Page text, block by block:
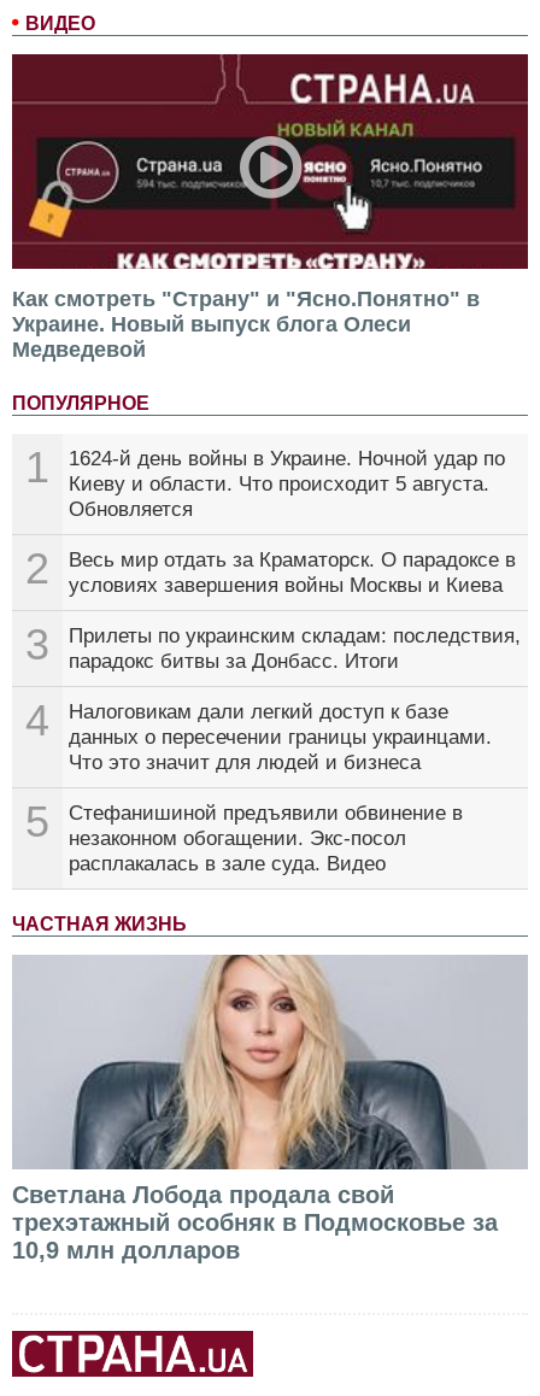
ВИДЕО
Как смотреть "Страну" и "Ясно.Понятно" в
Украине. Новый выпуск блога Олеси
Медведевой
ПОПУЛЯРНОЕ
1
1624-й день войны в Украине. Ночной удар по
Киеву и области. Что происходит 5 августа.
Обновляется
2
Весь мир отдать за Краматорск. О парадоксе в
условиях завершения войны Москвы и Киева
3
Прилеты по украинским складам: последствия,
парадокс битвы за Донбасс. Итоги
4
Налоговикам дали легкий доступ к базе
данных о пересечении границы украинцами.
Что это значит для людей и бизнеса
5
Стефанишиной предъявили обвинение в
незаконном обогащении. Экс-посол
расплакалась в зале суда. Видео
ЧАСТНАЯ ЖИЗНЬ
Светлана Лобода продала свой
трехэтажный особняк в Подмосковье за
10,9 млн долларов